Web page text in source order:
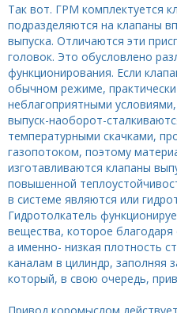
Так вот. ГРМ комплектуется
подразделяются на клапаны
выпуска. Отличаются эти
головок. Это обусловлено
функционирования. Если
обычном режиме, практически
неблагоприятными
выпуск-наоборот-
температурными скачками,
газопотоком, поэтому
изготавливаются клапаны
повышенной
в системе являются или
Гидротолкатель
вещества, которое
а именно- низкая плотность
каналам в цилиндр, заполняя
который, в свою очередь,